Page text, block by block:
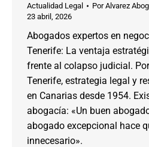
Actualidad Legal PorAlvarez
23 abril, 2026
Abogados expertos en
Tenerife: La ventaja
frente al colapso judicial.
Tenerife, estrategia legal y
en Canarias desde 1954.
abogacía: «Un buen
abogado excepcional hace
innecesario».